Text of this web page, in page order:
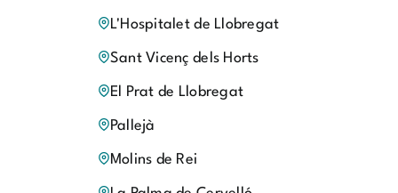
L'Hospitalet de Llobregat
Sant Vicenç dels Horts
El Prat de Llobregat
Pallejà
Molins de Rei